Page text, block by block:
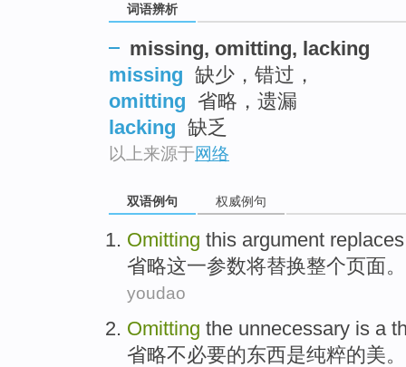
词语辨析
missing, omitting, lacking
missing 缺少，错过，
omitting 省略，遗漏
lacking 缺乏
以上来源于网络
双语例句 权威例句
Omitting this argument replaces
省略这一参数将替换整个页面。
youdao
Omitting the unnecessary is a
省略不必要的东西是纯粹的美。